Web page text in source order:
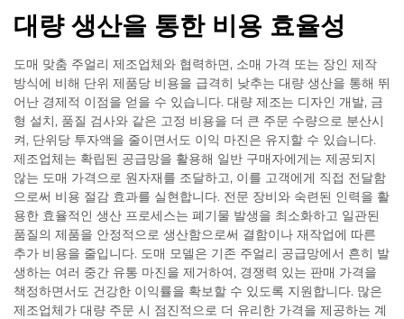
대량 생산을 통한 비용 효율성
도매 맞춤 주얼리 제조업체와 협력하면, 소매 가격 또는 장인 제작
방식에 비해 단위 제품당 비용을 급격히 낮추는 대량 생산을 통해 뛰
어난 경제적 이점을 얻을 수 있습니다. 대량 제조는 디자인 개발, 금
형 설치, 품질 검사와 같은 고정 비용을 더 큰 주문 수량으로 분산시
켜, 단위당 투자액을 줄이면서도 이익 마진은 유지할 수 있습니다.
제조업체는 확립된 공급망을 활용해 일반 구매자에게는 제공되지
않는 도매 가격으로 원자재를 조달하고, 이를 고객에게 직접 전달함
으로써 비용 절감 효과를 실현합니다. 전문 장비와 숙련된 인력을 활
용한 효율적인 생산 프로세스는 폐기물 발생을 최소화하고 일관된
품질의 제품을 안정적으로 생산함으로써 결함이나 재작업에 따른
추가 비용을 줄입니다. 도매 모델은 기존 주얼리 공급망에서 흔히 발
생하는 여러 중간 유통 마진을 제거하여, 경쟁력 있는 판매 가격을
책정하면서도 건강한 이익률을 확보할 수 있도록 지원합니다. 많은
제조업체가 대량 주문 시 점진적으로 더 유리한 가격을 제공하는 계